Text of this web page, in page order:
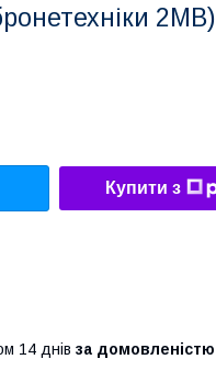
2МВ)
Купити з
14 днів за домовленістю